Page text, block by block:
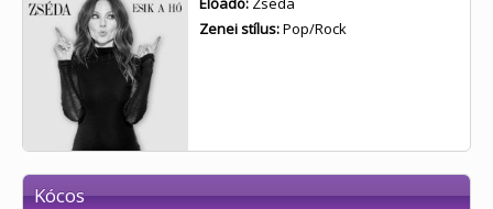
Zenei stílus:Pop/Rock
Kócos